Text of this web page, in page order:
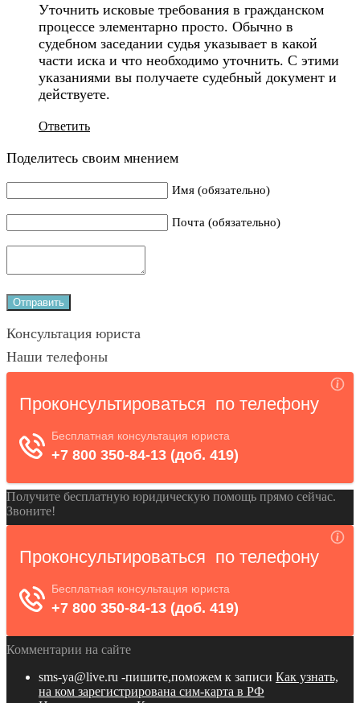
Уточнить исковые требования в гражданском
процессе элементарно просто. Обычно в
судебном заседании судья указывает в какой
части иска и что необходимо уточнить. С этими
указаниями вы получаете судебный документ и
действуете.
Ответить
Поделитесь своим мнением
Имя (обязательно)
Почта (обязательно)
Консультация юриста
Наши телефоны
Получите бесплатную юридическую помощь прямо сейчас.
Звоните!
Комментарии на сайте
sms-ya@live.ru -пишите,поможем к записи Как узнать,
на ком зарегистрирована сим-карта в РФ